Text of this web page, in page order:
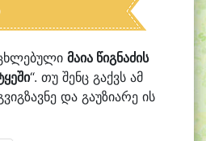
მაია წიგნაძის
“. თუ შენც გაქვს ამ
და გაუზიარე ის